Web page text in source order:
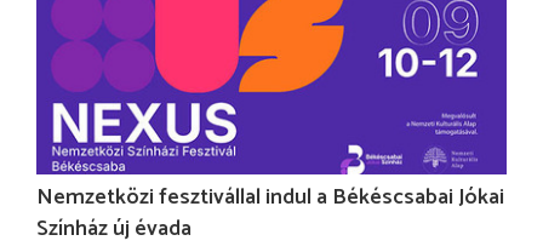
Nemzetközi fesztivállal indul a Békéscsabai Jókai
Színház új évada